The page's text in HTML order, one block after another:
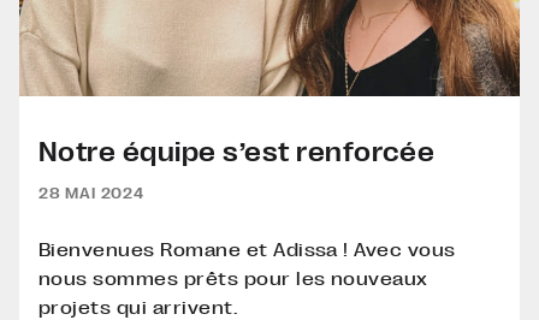
Notre équipe s’est renforcée
28 MAI 2024
Bienvenues Romane et Adissa ! Avec vous
nous sommes prêts pour les nouveaux
projets qui arrivent.